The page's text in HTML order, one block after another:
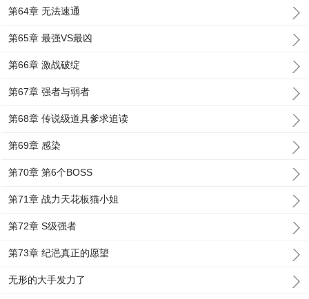
第64章 无法速通
第65章 最强VS最凶
第66章 激战破绽
第67章 强者与弱者
第68章 传说级道具爹求追读
第69章 感染
第70章 第6个BOSS
第71章 战力天花板猫小姐
第72章 S级强者
第73章 纪浥真正的愿望
无形的大手发力了